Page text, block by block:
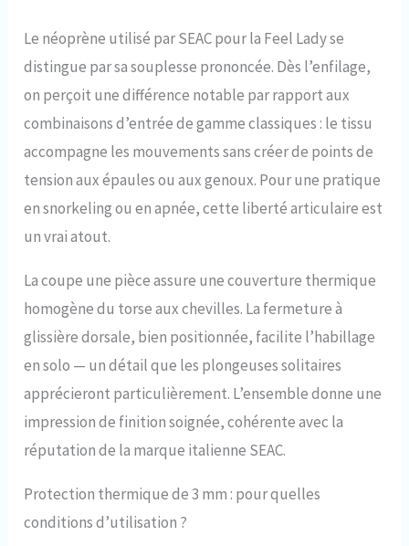
combinaison de plongée
Seac Feel, associée à la
fermeture verticale arrière
pratique avec fermeture
éclair YKK, facilite l'enfilage
et la tenue même pendant
les journées plus chaudes,
sans frottement ; en outre,
le néoprène ultra stretch
n'empêche ni freine aucun
combinaison de plongée
pour homme et femme et
freediving dans les eaux
libres tempérées (+20°). En
protection parfaite,
confortable et légère, pour
les personnes qui
pratiquent la natation en
dans les saisons les plus
Le néoprène utilisé par SEAC pour la Feel Lady se
distingue par sa souplesse prononcée. Dès l’enfilage,
on perçoit une différence notable par rapport aux
combinaisons d’entrée de gamme classiques : le tissu
accompagne les mouvements sans créer de points de
tension aux épaules ou aux genoux. Pour une pratique
en snorkeling ou en apnée, cette liberté articulaire est
un vrai atout.
La coupe une pièce assure une couverture thermique
homogène du torse aux chevilles. La fermeture à
glissière dorsale, bien positionnée, facilite l’habillage
en solo — un détail que les plongeuses solitaires
apprécieront particulièrement. L’ensemble donne une
impression de finition soignée, cohérente avec la
réputation de la marque italienne SEAC.
Protection thermique de 3 mm : pour quelles
conditions d’utilisation ?